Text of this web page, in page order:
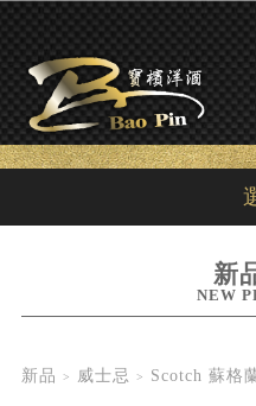
新
NEW
新品 威士忌 Scotch 蘇格